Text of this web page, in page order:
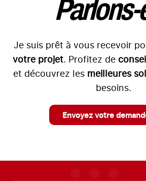
Parlons-
Je suis prêt à vous recevoir
votre projet. Profitez de
et découvrez les meilleures
besoins.
Envoyez votre